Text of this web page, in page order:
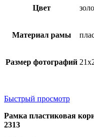
Цвет
Материал рамы
Размер фотографий
Быстрый просмотр
Рамка пластиковая
2313